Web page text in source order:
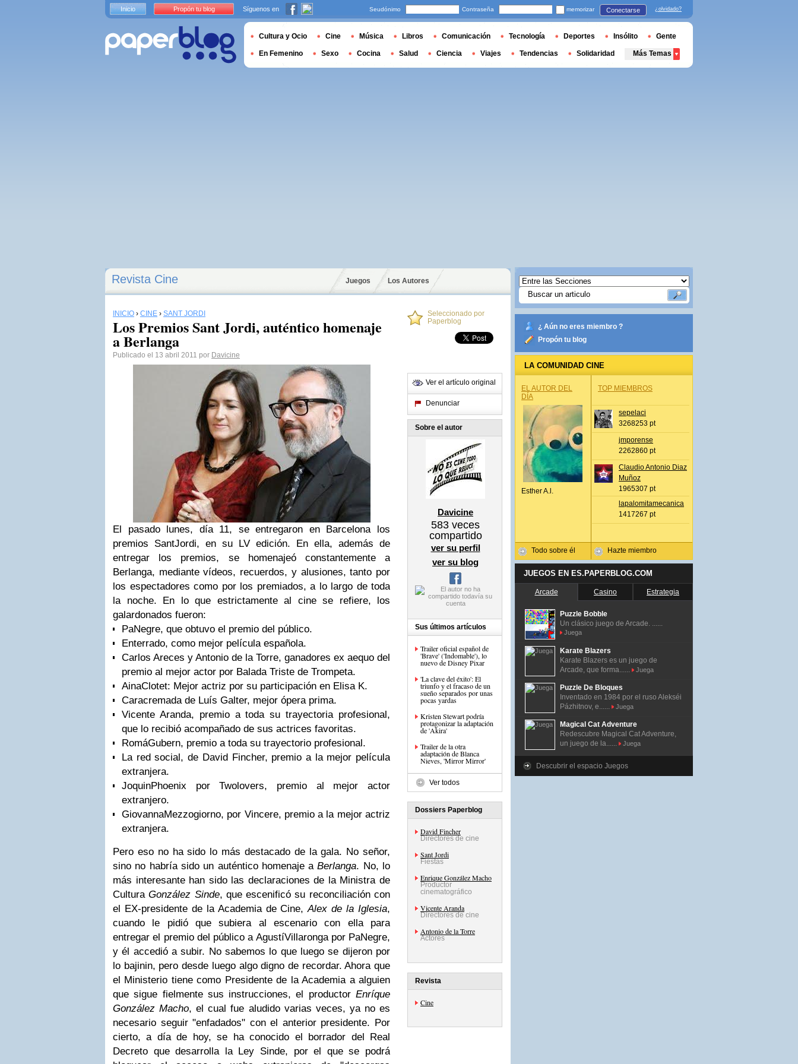
Revista Cine Juegos Los Autores
INICIO › CINE › SANT JORDI
Los Premios Sant Jordi, auténtico homenaje
a Berlanga
Publicado el 13 abril 2011 por Davicine
El pasado lunes, día 11, se entregaron en Barcelona los
premios SantJordi, en su LV edición. En ella, además de
entregar los premios, se homenajeó constantemente a
Berlanga, mediante vídeos, recuerdos, y alusiones, tanto por
los espectadores como por los premiados, a lo largo de toda
la noche. En lo que estrictamente al cine se refiere, los
galardonados fueron:
PaNegre, que obtuvo el premio del público.
Enterrado, como mejor película española.
Carlos Areces y Antonio de la Torre, ganadores ex aequo del
premio al mejor actor por Balada Triste de Trompeta.
AinaClotet: Mejor actriz por su participación en ElisaK.
Caracremadade Luís Galter, mejor ópera prima.
Vicente Aranda, premio a toda su trayectoria profesional,
que lo recibió acompañado de sus actrices favoritas.
RomáGubern, premio a toda su trayectorio profesional.
La red social, de David Fincher, premio a la mejor película
extranjera.
JoquinPhoenix porTwolovers, premio al mejor actor
extranjero.
GiovannaMezzogiorno, por Vincere, premio a la mejor actriz
extranjera.
Pero eso no ha sido lo más destacado de la gala. No señor,
sino no habría sido un auténticohomenaje aBerlanga. No, lo
más interesante han sido las declaraciones de la Ministra de
CulturaGonzález Sinde, que escenificó su reconciliacióncon
el EX-presidente de la Academia de Cine,Alex de la Iglesia,
cuando le pidió que subiera al escenario con ella para
entregar el premio del público a AgustíVillarongapor PaNegre,
y él accedió a subir. No sabemos lo que luego se dijeron por
lo bajinin, pero desde luego algo digno de recordar. Ahora que
el Ministerio tiene como Presidente de la Academia a alguien
que sigue fielmente sus instrucciones, el productor Enríque
González Macho, el cualfue aludido varias veces, ya no es
necesario seguir "enfadados" con el anterior presidente. Por
cierto, a día de hoy, se ha conocido el borrador del Real
Decreto que desarrolla la Ley Sinde, por el que se podrá
Seleccionado por
Paperblog
Ver el artículo original
Denunciar
Sobre el autor
Davicine
583 veces
compartido
ver su perfil
ver su blog
Sus últimos artículos
Trailer oficial español de
'Brave' ('Indomable'), lo
nuevo de Disney Pixar
'La clave del éxito': El
triunfo y el fracaso de un
sueño separados por unas
pocas yardas
Kristen Stewart podría
protagonizar la adaptación
de 'Akira'
Trailer de la otra
adaptación de Blanca
Nieves, 'Mirror Mirror'
Ver todos
Dossiers Paperblog
David Fincher
Directores de cine
Sant Jordi
Fiestas
Enrique González Macho
Productor
cinematográfico
Vicente Aranda
Directores de cine
Antonio de la Torre
Actores
Revista
Cine
¿ Aún no eres miembro ?
Propón tu blog
LA COMUNIDAD CINE
EL AUTOR DEL
DÍA
Esther A.l.
Todo sobre él
TOP MIEMBROS
sepelaci
3268253 pt
jmporense
2262860 pt
Claudio Antonio Diaz
Muñoz
1965307 pt
lapalomitamecanica
1417267 pt
Hazte miembro
JUEGOS EN ES.PAPERBLOG.COM
Arcade Casino Estrategia
Puzzle Bobble
Un clásico juego de Arcade. ......
Juega
Karate Blazers
Karate Blazers es un juego de
Arcade, que forma......
Juega
Puzzle De Bloques
Inventado en 1984 por el ruso Alekséi
Pázhitnov, e......
Juega
Magical Cat Adventure
Redescubre Magical Cat Adventure,
un juego de la......
Juega
Descubrir el espacio Juegos
Inicio Propón tu blog Síguenos en Seudónimo Contraseña memorizar Conectarse ¿olvidado?
Cultura y Ocio Cine Música Libros Comunicación Tecnología Deportes Insólito Gente
En Femenino Sexo Cocina Salud Ciencia Viajes Tendencias Solidaridad Más Temas